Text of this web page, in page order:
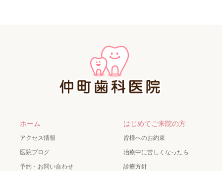
ホーム
アクセス情報
医院ブログ
予約・お問い合わせ
はじめてご来院の方
皆様へのお約束
治療中に苦しくなったら
診療方針